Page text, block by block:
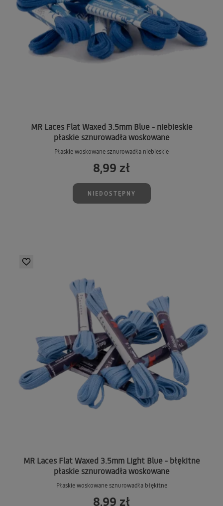
MR Laces Flat Waxed 3.5mm Blue - niebieskie
płaskie sznurowadła woskowane
Płaskie woskowane sznurowadła niebieskie
8,99 zł
NIEDOSTĘPNY
MR Laces Flat Waxed 3.5mm Light Blue - błękitne
płaskie sznurowadła woskowane
Płaskie woskowane sznurowadła błękitne
8,99 zł